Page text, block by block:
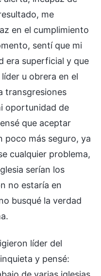
me
en el cumplimiento
sentí que mi
era superficial y que
u obrera en el
transgresiones
oportunidad de
que aceptar
poco más seguro, ya
cualquier problema,
serían los
no estaría en
busqué la verdad
líder del
y pensé: